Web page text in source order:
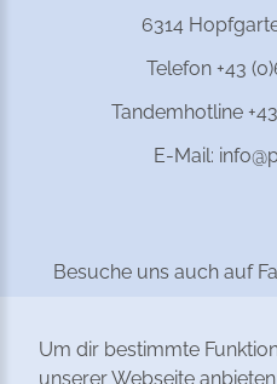
Um dir bestimmte
unserer Webseite
6314
Telefon +43
Tandemhotline
E-Mail:
Besuche uns auch auf